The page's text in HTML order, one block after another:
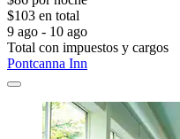
$103 en total
9 ago - 10 ago
Total con impuestos y cargos
Pontcanna Inn